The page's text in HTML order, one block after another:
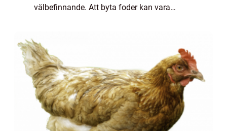
välbefinnande. Att byta foder kan vara